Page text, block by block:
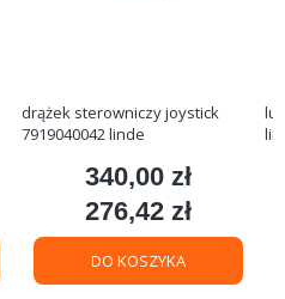
drążek sterowniczy joystick
7919040042 linde
Cena
340,00 zł
Cena
276,42 zł
DO KOSZYKA